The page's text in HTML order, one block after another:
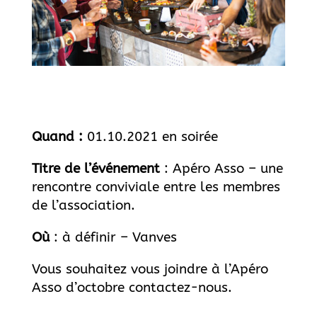
Quand : 01.10.2021 en soirée
Titre de l’événement: Apéro Asso – une
rencontre conviviale entre les membres
de l’association.
Où: à définir – Vanves
Vous souhaitez vous joindre à l’Apéro
Asso d’octobre contactez-nous.